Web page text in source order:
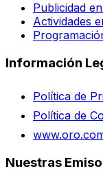
Publicidad
Actividades
Información
Política de
Política de
Nuestras